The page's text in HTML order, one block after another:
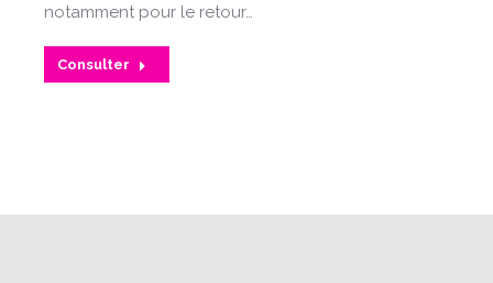
notamment pour le retour…
Consulter